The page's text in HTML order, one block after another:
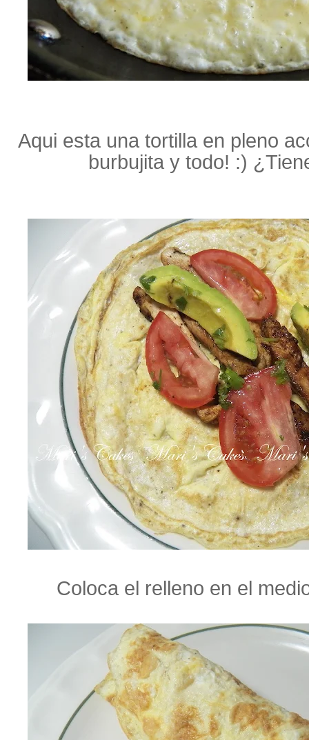
Aqui esta una tortilla en pleno
burbujita y todo! :)
Coloca el relleno en el